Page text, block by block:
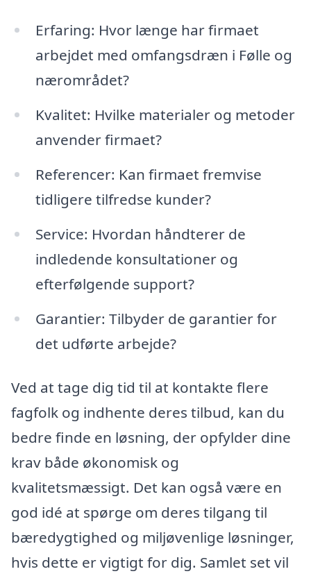
Erfaring: Hvor længe har firmaet
arbejdet med omfangsdræn i Følle og
nærområdet?
Kvalitet: Hvilke materialer og metoder
anvender firmaet?
Referencer: Kan firmaet fremvise
tidligere tilfredse kunder?
Service: Hvordan håndterer de
indledende konsultationer og
efterfølgende support?
Garantier: Tilbyder de garantier for
det udførte arbejde?
Ved at tage dig tid til at kontakte flere
fagfolk og indhente deres tilbud, kan du
bedre finde en løsning, der opfylder dine
krav både økonomisk og
kvalitetsmæssigt. Det kan også være en
god idé at spørge om deres tilgang til
bæredygtighed og miljøvenlige løsninger,
hvis dette er vigtigt for dig. Samlet set vil